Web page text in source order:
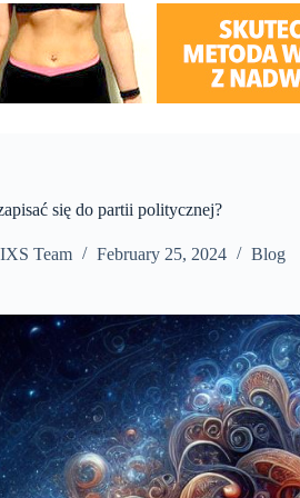
się do partii politycznej?
IXS Team February 25, 2024 Blog